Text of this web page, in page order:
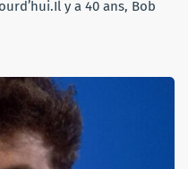
y a 40 ans, Bob